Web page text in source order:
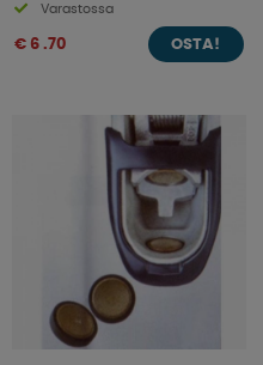
Varastossa
€ 6 .70 OSTA!